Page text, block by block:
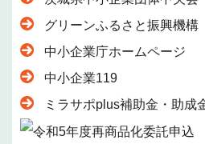
グリーンふるさと振興機構
中小企業庁ホームページ
中小企業119
ミラサポplus補助金・助成